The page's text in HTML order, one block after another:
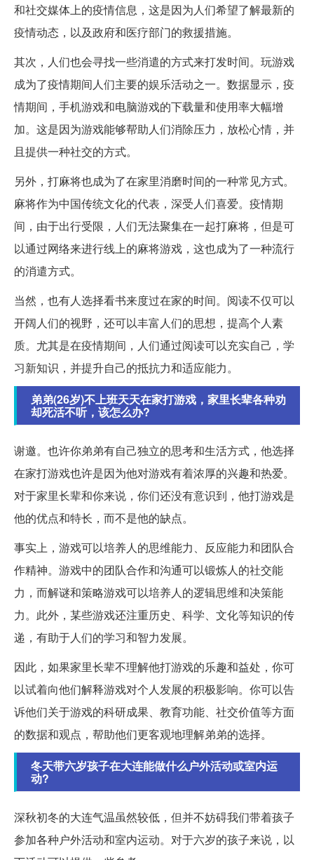
和社交媒体上的疫情信息，这是因为人们希望了解最新的
疫情动态，以及政府和医疗部门的救援措施。
其次，人们也会寻找一些消遣的方式来打发时间。玩游戏
成为了疫情期间人们主要的娱乐活动之一。数据显示，疫
情期间，手机游戏和电脑游戏的下载量和使用率大幅增
加。这是因为游戏能够帮助人们消除压力，放松心情，并
且提供一种社交的方式。
另外，打麻将也成为了在家里消磨时间的一种常见方式。
麻将作为中国传统文化的代表，深受人们喜爱。疫情期
间，由于出行受限，人们无法聚集在一起打麻将，但是可
以通过网络来进行线上的麻将游戏，这也成为了一种流行
的消遣方式。
当然，也有人选择看书来度过在家的时间。阅读不仅可以
开阔人们的视野，还可以丰富人们的思想，提高个人素
质。尤其是在疫情期间，人们通过阅读可以充实自己，学
习新知识，并提升自己的抵抗力和适应能力。
弟弟(26岁)不上班天天在家打游戏，家里长辈各种劝
却死活不听，该怎么办?
谢邀。也许你弟弟有自己独立的思考和生活方式，他选择
在家打游戏也许是因为他对游戏有着浓厚的兴趣和热爱。
对于家里长辈和你来说，你们还没有意识到，他打游戏是
他的优点和特长，而不是他的缺点。
事实上，游戏可以培养人的思维能力、反应能力和团队合
作精神。游戏中的团队合作和沟通可以锻炼人的社交能
力，而解谜和策略游戏可以培养人的逻辑思维和决策能
力。此外，某些游戏还注重历史、科学、文化等知识的传
递，有助于人们的学习和智力发展。
因此，如果家里长辈不理解他打游戏的乐趣和益处，你可
以试着向他们解释游戏对个人发展的积极影响。你可以告
诉他们关于游戏的科研成果、教育功能、社交价值等方面
的数据和观点，帮助他们更客观地理解弟弟的选择。
冬天带六岁孩子在大连能做什么户外活动或室内运
动?
深秋初冬的大连气温虽然较低，但并不妨碍我们带着孩子
参加各种户外活动和室内运动。对于六岁的孩子来说，以